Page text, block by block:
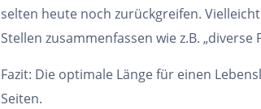
selten heute noch zurückgreifen.
Stellen zusammenfassen wie z.B. „diverse
Fazit: Die optimale Länge für einen
Seiten.